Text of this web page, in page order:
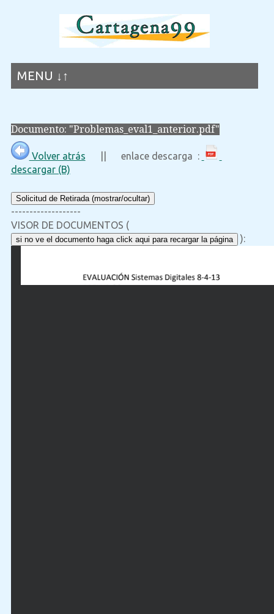
MENU ↓↑
Documento: "Problemas_eval1_anterior.pdf"
Volver atrás || enlace descarga :
descargar (B)
Solicitud de Retirada (mostrar/ocultar)
-------------------
VISOR DE DOCUMENTOS (
si no ve el documento haga click aqui para recargar la página ):